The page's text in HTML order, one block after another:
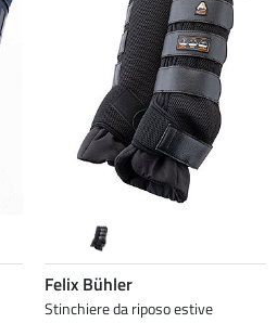
Felix Bühler
Stinchiere da riposo estive